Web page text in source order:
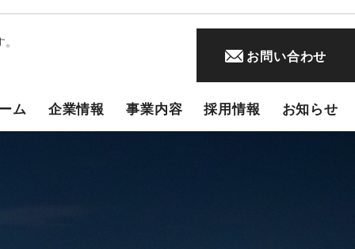
お問い合わせ
ム 企業情報 事業内容 採用情報 お知らせ